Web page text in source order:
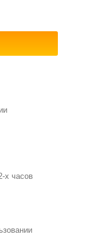
х часов